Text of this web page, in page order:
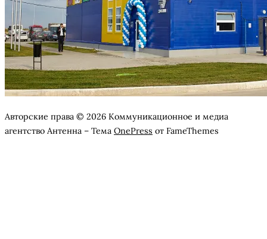
Авторские права © 2026 Коммуникационное и медиа
агентство Антенна – Тема OnePress от FameThemes